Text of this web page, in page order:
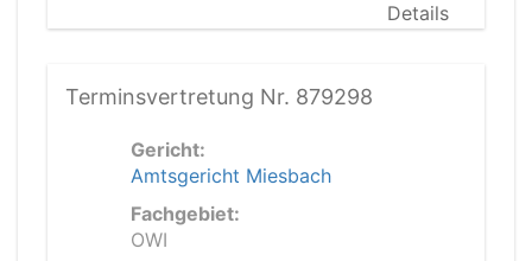
Details
Terminsvertretung Nr. 879298
Gericht:
Amtsgericht Miesbach
Fachgebiet:
OWI